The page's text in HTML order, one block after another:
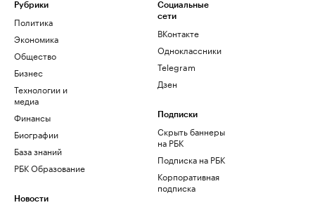
Рубрики
Политика
Экономика
Общество
Бизнес
Технологии и
медиа
Финансы
Биографии
База знаний
РБК Образование
Новости
Социальные
сети
ВКонтакте
Одноклассники
Telegram
Дзен
Подписки
Скрыть баннеры
на РБК
Подписка на РБК
Корпоративная
подписка